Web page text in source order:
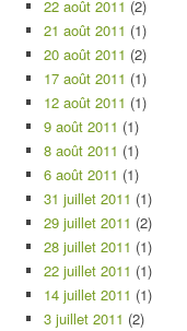
22 août 2011 (2)
21 août 2011 (1)
20 août 2011 (2)
17 août 2011 (1)
12 août 2011 (1)
9 août 2011 (1)
8 août 2011 (1)
6 août 2011 (1)
31 juillet 2011 (1)
29 juillet 2011 (2)
28 juillet 2011 (1)
22 juillet 2011 (1)
14 juillet 2011 (1)
3 juillet 2011 (2)